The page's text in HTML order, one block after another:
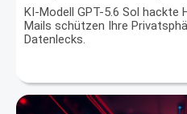
KI-Modell GPT-5.6 Sol hackte
Mails schützen Ihre
Datenlecks.